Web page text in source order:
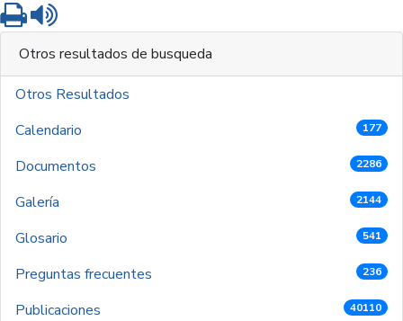
Imprimir
Otros resultados de busqueda
Otros Resultados
Calendario
177
Documentos 2286
Galería 2144
Glosario 541
Preguntas frecuentes 236
Publicaciones 40110